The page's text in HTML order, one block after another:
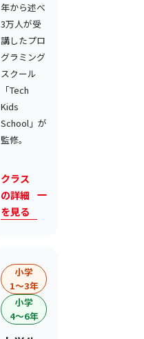
年から述べ
3万人が受
講したプロ
グラミング
スクール
「Tech
Kids
School」が
監修。
クラス
の詳細
を見る
小学
1〜3年
小学
4〜6年